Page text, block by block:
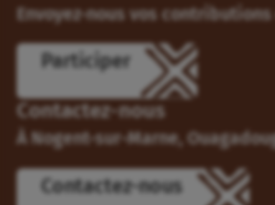
Envoyez-nous vos
Participer
Contactez-nous
À Nogent-sur-Marne,
Contactez-nous